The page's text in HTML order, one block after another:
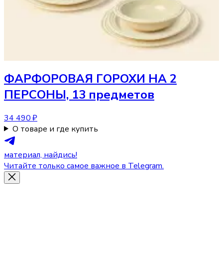
ФАРФОРОВАЯ ГОРОХИ НА 2
ПЕРСОНЫ, 13 предметов
34 490 ₽
О товаре и где купить
материал, найдись!
Читайте только самое важное в Telegram.